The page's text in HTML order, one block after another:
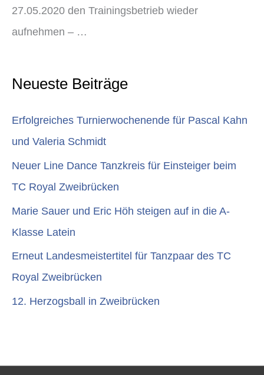
27.05.2020 den Trainingsbetrieb wieder
aufnehmen – …
Neueste Beiträge
Erfolgreiches Turnierwochenende für Pascal Kahn
und Valeria Schmidt
Neuer Line Dance Tanzkreis für Einsteiger beim
TC Royal Zweibrücken
Marie Sauer und Eric Höh steigen auf in die A-
Klasse Latein
Erneut Landesmeistertitel für Tanzpaar des TC
Royal Zweibrücken
12. Herzogsball in Zweibrücken